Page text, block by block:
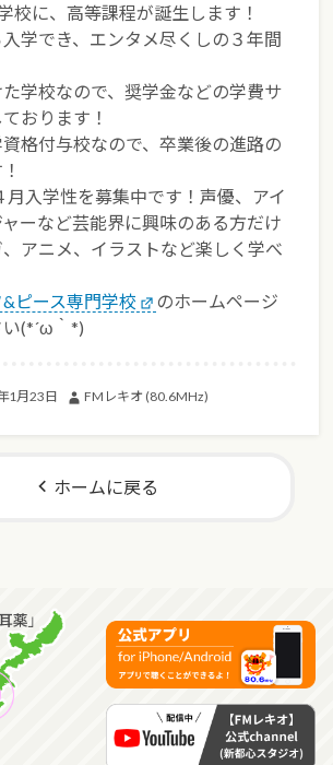
校に、高等課程が誕生します！
学でき、エンタメ尽くしの３年間
学校なので、奨学金などの学費サ
おります！
格付与校なので、卒業後の進路の
月入学性を募集中です！声優、アイ
ーなど芸能界に興味のある方だけ
アニメ、イラストなど楽しく学べ
ピース専門学校
のホームページ
(*´ω｀*)
1月23日 FMレキオ (80.6MHz)
ホームに戻る